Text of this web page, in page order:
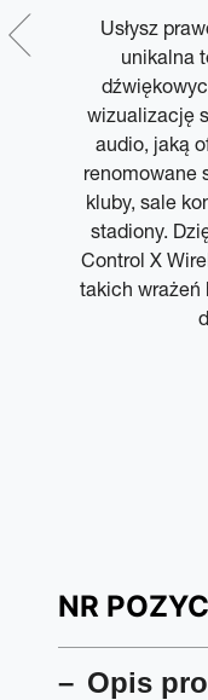
Usłysz
unikalna
wizualizację
audio, jaką
renomowane
kluby, sale
stadiony.
Control X
takich wrażeń
NR
Opis